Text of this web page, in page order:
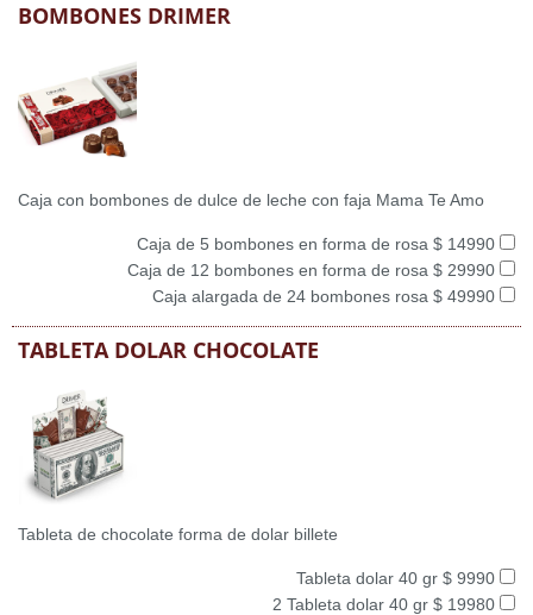
BOMBONES DRIMER
Caja con bombones de dulce de leche con faja Mama Te Amo
Caja de 5 bombones en forma de rosa $ 14990
Caja de 12 bombones en forma de rosa $ 29990
Caja alargada de 24 bombones rosa $ 49990
TABLETA DOLAR CHOCOLATE
Tableta de chocolate forma de dolar billete
Tableta dolar 40 gr $ 9990
2 Tableta dolar 40 gr $ 19980